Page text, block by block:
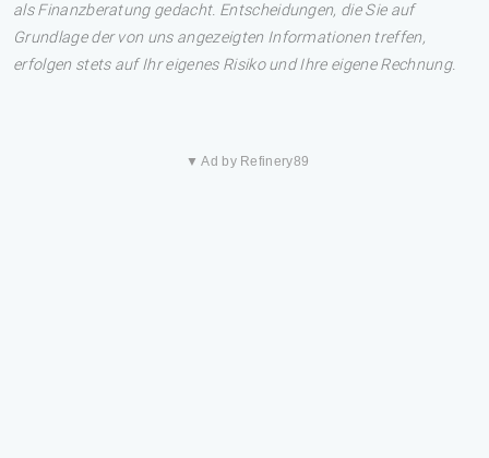
als Finanzberatung gedacht. Entscheidungen, die Sie auf
Grundlage der von uns angezeigten Informationen treffen,
erfolgen stets auf Ihr eigenes Risiko und Ihre eigene Rechnung.
▼ Ad by Refinery89